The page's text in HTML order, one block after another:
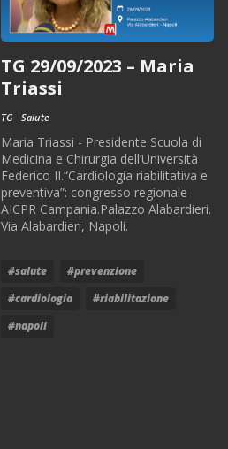
TG 29/09/2023 – Maria
Triassi
TG Salute
Maria Triassi - Presidente Scuola di
Medicina e Chirurgia dell’Università
Federico II.“Cardiologia riabilitativa e
preventiva”: congresso regionale
AICPR Campania.Palazzo Alabardieri.
Via Alabardieri, Napoli.
#salute
#prevenzione
#cardiologia
#riabilitazione
#napoli